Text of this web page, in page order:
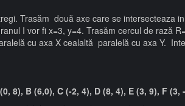
Trasăm două axe care se intersecteaza
I vor fi x=3, y=4. Trasăm cercul de rază
cu axa X cealaltă paralelă cu axa Y.
B (6,0), C (-2, 4), D (8, 4), E (3, 9), F (3,